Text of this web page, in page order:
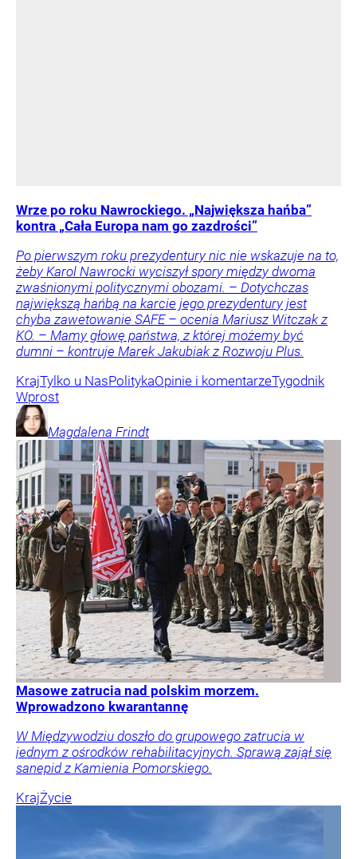
Wrze po roku Nawrockiego. „Największa hańba”
kontra „Cała Europa nam go zazdrości”
Po pierwszym roku prezydentury nic nie wskazuje na to,
żeby Karol Nawrocki wyciszył spory między dwoma
zwaśnionymi politycznymi obozami. – Dotychczas
największą hańbą na karcie jego prezydentury jest
chyba zawetowanie SAFE – ocenia Mariusz Witczak z
KO. – Mamy głowę państwa, z której możemy być
dumni – kontruje Marek Jakubiak z Rozwoju Plus.
KrajTylko u NasPolitykaOpinie i komentarzeTygodnik
Wprost
Magdalena Frindt
Masowe zatrucia nad polskim morzem.
Wprowadzono kwarantannę
W Międzywodziu doszło do grupowego zatrucia w
jednym z ośrodków rehabilitacyjnych. Sprawą zajął się
sanepid z Kamienia Pomorskiego.
KrajŻycie